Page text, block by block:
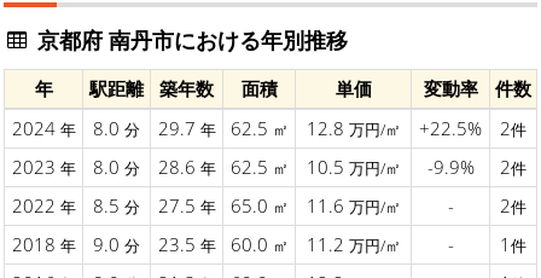
京都府 南丹市における年別推移
年 駅距離 築年数 面積 単価 変動率
件数
2024 年 8.0 分 29.7 年 62.5 ㎡ 12.8 万円/㎡ +22.5% 2件
2023 年 8.0 分 28.6 年 62.5 ㎡ 10.5 万円/㎡ -9.9% 2件
2022 年 8.5 分 27.5 年 65.0 ㎡ 11.6 万円/㎡ - 2件
2018 年 9.0 分 23.5 年 60.0 ㎡ 11.2 万円/㎡ - 1 件